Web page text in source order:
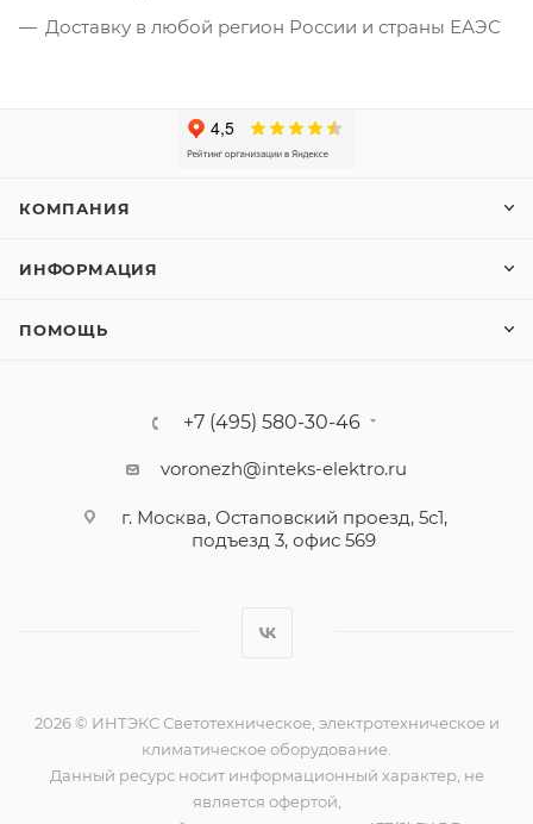
Доставку в любой регион России и страны ЕАЭС
КОМПАНИЯ
ИНФОРМАЦИЯ
ПОМОЩЬ
+7 (495) 580-30-46
voronezh@inteks-elektro.ru
г. Москва, Остаповский проезд, 5с1,
подъезд 3, офис 569
2026 © ИНТЭКС Светотехническое, электротехническое и
климатическое оборудование.
Данный ресурс носит информационный характер, не
является офертой,